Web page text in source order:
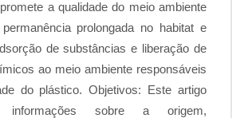
a qualidade do meio ambiente
prolongada no habitat e
de substâncias e liberação de
ao meio ambiente responsáveis
do plástico. Objetivos: Este artigo
sobre a origem,